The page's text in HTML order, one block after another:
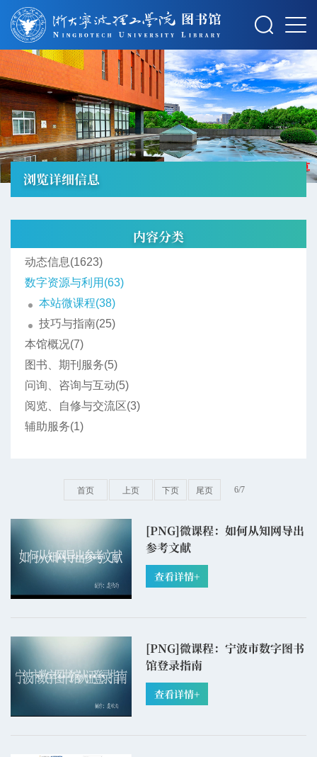
摄影：秋草
浏览详细信息
内容分类
动态信息(1623)
数字资源与利用(63)
本站微课程(38)
技巧与指南(25)
本馆概况(7)
图书、期刊服务(5)
问询、咨询与互动(5)
阅览、自修与交流区(3)
辅助服务(1)
首页 上页 下页 尾页 6/7
[PNG]微课程：如何从知网导出
参考文献
查看详情+
[PNG]微课程：宁波市数字图书
馆登录指南
查看详情+